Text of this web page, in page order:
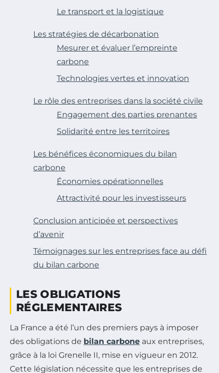
Le transport et la logistique
Les stratégies de décarbonation
Mesurer et évaluer l’empreinte
carbone
Technologies vertes et innovation
Le rôle des entreprises dans la société civile
Engagement des parties prenantes
Solidarité entre les territoires
Les bénéfices économiques du bilan
carbone
Économies opérationnelles
Attractivité pour les investisseurs
Conclusion anticipée et perspectives
d’avenir
Témoignages sur les entreprises face au défi
du bilan carbone
LES OBLIGATIONS
RÉGLEMENTAIRES
La France a été l’un des premiers pays à imposer
des obligations de bilan carbone aux entreprises,
grâce à la loi Grenelle II, mise en vigueur en 2012.
Cette législation nécessite que les entreprises de